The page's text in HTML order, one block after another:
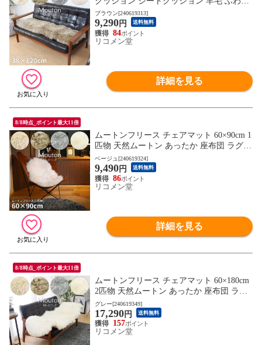
わ おしゃれ 北欧 モダン 姫系 カーシート
【送料無料】
ブラウン[240619313]
9,290円 送料無料
84
リコメン堂
詳細を見る
8/8時点_ポイント最大11倍
ムートンフリース チェアマット 60×90cm 1
匹物 天然ムートン あったか 座布団 ラグ
羊毛 ふわふわ おしゃれ 北欧 モダン【送料
無料】
ベージュ[240619324]
9,490円 送料無料
86
リコメン堂
詳細を見る
8/8時点_ポイント最大11倍
ムートンフリース チェアマット 60×180cm
2匹物 天然ムートン あったか 座布団 ラグ
羊毛 ふわふわ おしゃれ 北欧 モダン【送料
無料】
グレー[240619349]
17,290円 送料無料
157
リコメン堂